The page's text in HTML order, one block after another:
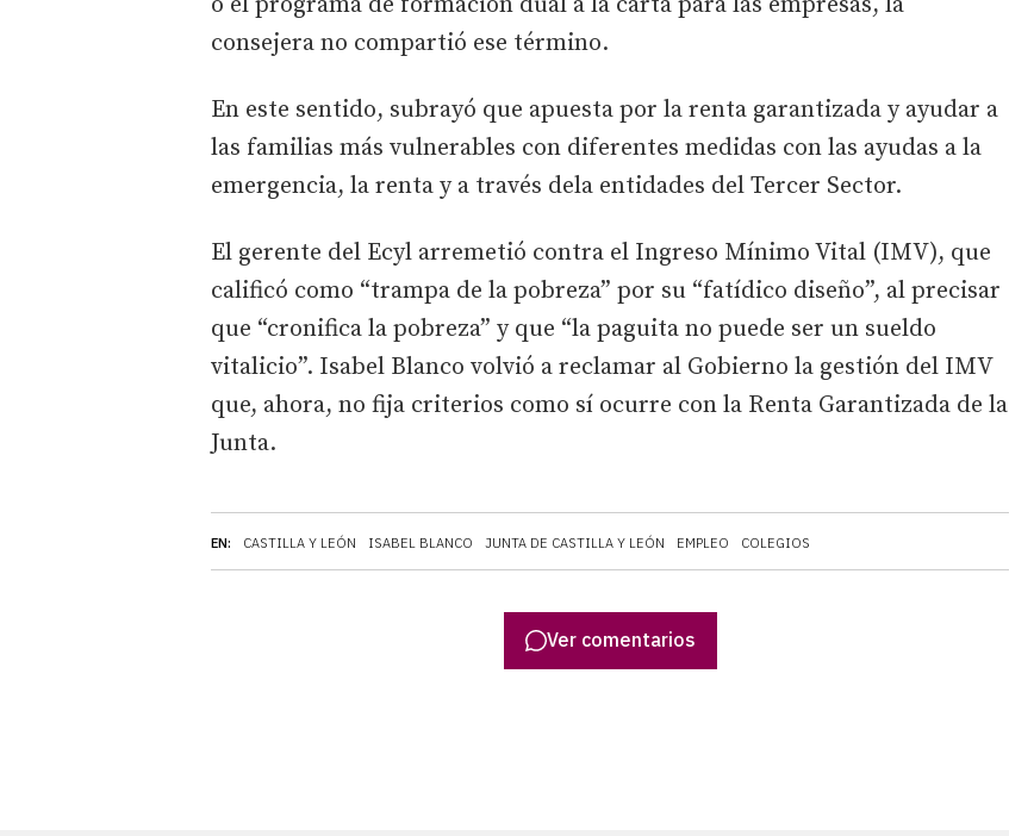
EN: CASTILLA Y LEÓN ISABEL BLANCO JUNTA DE CASTILLA Y LEÓN EMPLEO COLEGIOS
consejera no compartió ese término.
En este sentido, subrayó que apuesta por la renta garantizada y ayudar a
las familias más vulnerables con diferentes medidas con las ayudas a la
emergencia, la renta y a través dela entidades del Tercer Sector.
El gerente del Ecyl arremetió contra el Ingreso Mínimo Vital (IMV), que
calificó como “trampa de la pobreza” por su “fatídico diseño”, al precisar
que “cronifica la pobreza” y que “la paguita no puede ser un sueldo
vitalicio”. Isabel Blanco volvió a reclamar al Gobierno la gestión del IMV
que, ahora, no fija criterios como sí ocurre con la Renta Garantizada de la
Junta.
Ver comentarios